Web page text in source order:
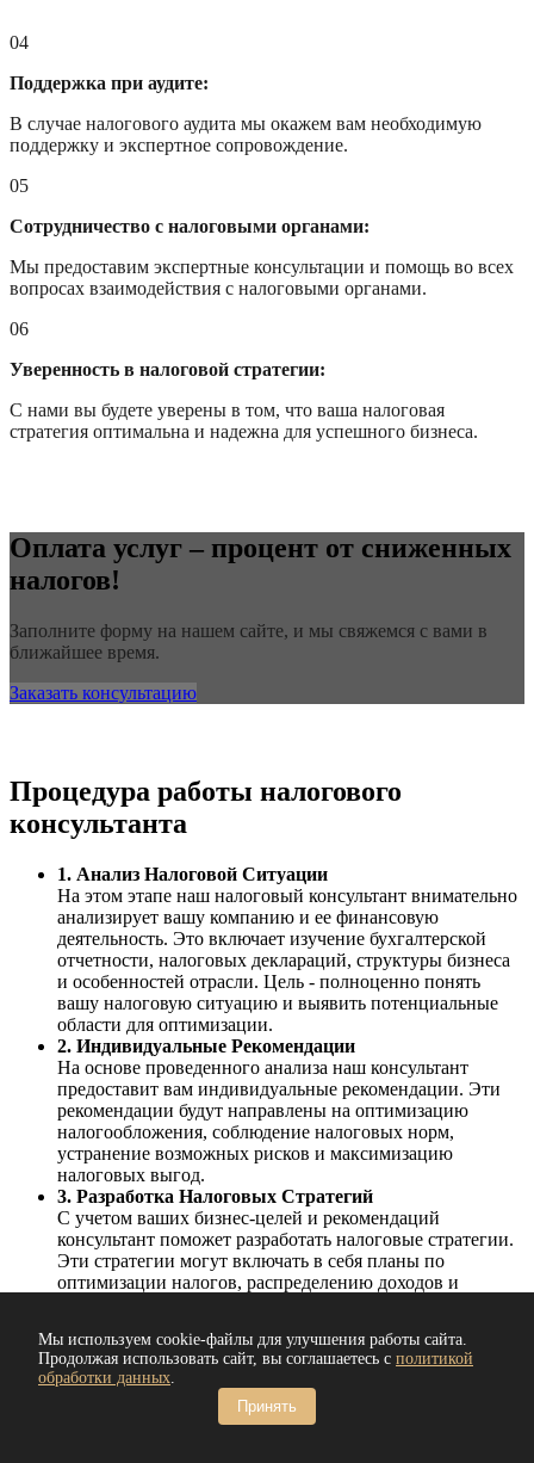
04
Поддержка при аудите:
В случае налогового аудита мы окажем вам необходимую
поддержку и экспертное сопровождение.
05
Сотрудничество с налоговыми органами:
Мы предоставим экспертные консультации и помощь во всех
вопросах взаимодействия с налоговыми органами.
06
Уверенность в налоговой стратегии:
С нами вы будете уверены в том, что ваша налоговая
стратегия оптимальна и надежна для успешного бизнеса.
Оплата услуг – процент от сниженных
налогов!
Заполните форму на нашем сайте, и мы свяжемся с вами в
ближайшее время.
Заказать консультацию
Процедура работы налогового
консультанта
1. Анализ Налоговой Ситуации
На этом этапе наш налоговый консультант внимательно
анализирует вашу компанию и ее финансовую
деятельность. Это включает изучение бухгалтерской
отчетности, налоговых деклараций, структуры бизнеса
и особенностей отрасли. Цель - полноценно понять
вашу налоговую ситуацию и выявить потенциальные
области для оптимизации.
2. Индивидуальные Рекомендации
На основе проведенного анализа наш консультант
предоставит вам индивидуальные рекомендации. Эти
рекомендации будут направлены на оптимизацию
налогообложения, соблюдение налоговых норм,
устранение возможных рисков и максимизацию
налоговых выгод.
3. Разработка Налоговых Стратегий
С учетом ваших бизнес-целей и рекомендаций
консультант поможет разработать налоговые стратегии.
Эти стратегии могут включать в себя планы по
оптимизации налогов, распределению доходов и
4. Подготовка Документации
Подготовка необходимой налоговой документации -
важный шаг для обеспечения соблюдения налоговых
обязательств. Консультант поможет вам подготовить
Мы используем cookie-файлы для улучшения работы сайта.
Продолжая использовать сайт, вы соглашаетесь с политикой
обработки данных.
Принять